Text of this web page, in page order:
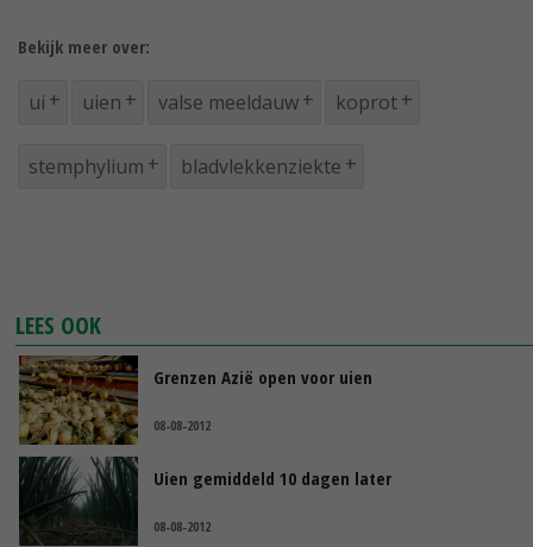
Bekijk meer over:
ui uien valse meeldauw koprot
stemphylium bladvlekkenziekte
LEES OOK
Grenzen Azië open voor uien
08-08-2012
Uien gemiddeld 10 dagen later
08-08-2012